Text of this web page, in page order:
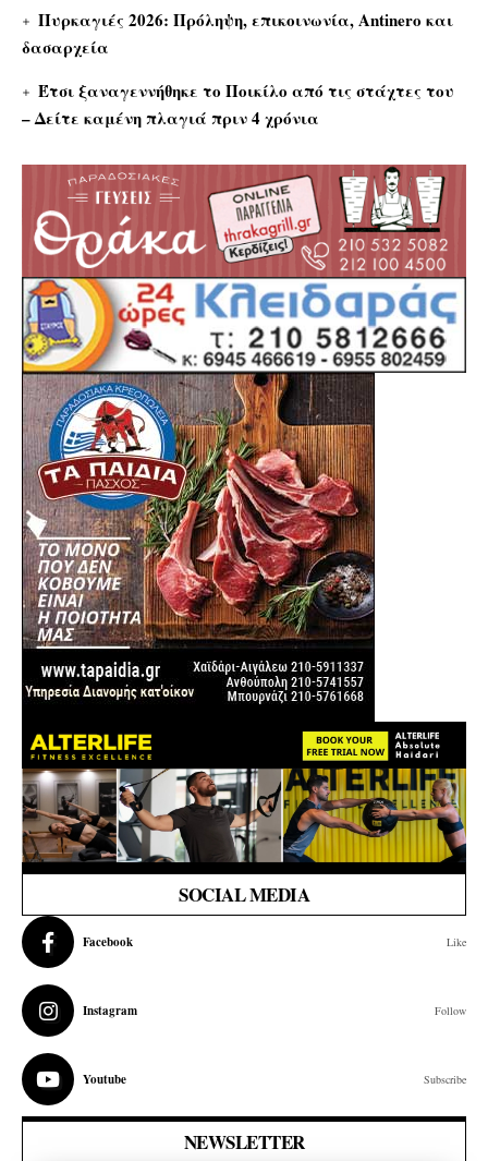
Πυρκαγιές 2026: Πρόληψη, επικοινωνία, Antinero και
δασαρχεία
Έτσι ξαναγεννήθηκε το Ποικίλο από τις στάχτες του
– Δείτε καμένη πλαγιά πριν 4 χρόνια
SOCIAL MEDIA
Facebook Like
Instagram Follow
Youtube Subscribe
NEWSLETTER